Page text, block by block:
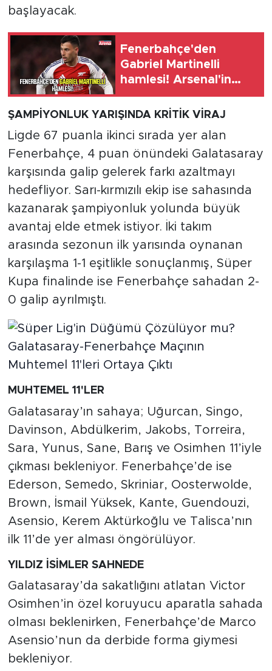
başlayacak.
Fenerbahçe'den
Gabriel Martinelli
hamlesi! Arsenal'in
bonservis beklentisi
ortaya çıktı
ŞAMPİYONLUK YARIŞINDA KRİTİK VİRAJ
Ligde 67 puanla ikinci sırada yer alan
Fenerbahçe, 4 puan önündeki Galatasaray
karşısında galip gelerek farkı azaltmayı
hedefliyor. Sarı-kırmızılı ekip ise sahasında
kazanarak şampiyonluk yolunda büyük
avantaj elde etmek istiyor. İki takım
arasında sezonun ilk yarısında oynanan
karşılaşma 1-1 eşitlikle sonuçlanmış, Süper
Kupa finalinde ise Fenerbahçe sahadan 2-
0 galip ayrılmıştı.
MUHTEMEL 11'LER
Galatasaray’ın sahaya; Uğurcan, Singo,
Davinson, Abdülkerim, Jakobs, Torreira,
Sara, Yunus, Sane, Barış ve Osimhen 11’iyle
çıkması bekleniyor. Fenerbahçe’de ise
Ederson, Semedo, Skriniar, Oosterwolde,
Brown, İsmail Yüksek, Kante, Guendouzi,
Asensio, Kerem Aktürkoğlu ve Talisca’nın
ilk 11’de yer alması öngörülüyor.
YILDIZ İSİMLER SAHNEDE
Galatasaray’da sakatlığını atlatan Victor
Osimhen’in özel koruyucu aparatla sahada
olması beklenirken, Fenerbahçe’de Marco
Asensio’nun da derbide forma giymesi
bekleniyor.